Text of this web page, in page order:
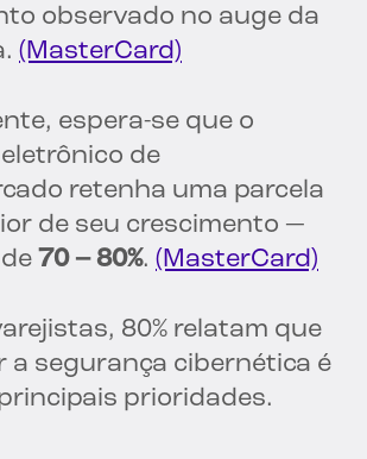
observado no auge da
(MasterCard)
espera-se que o
de
retenha uma parcela
de seu crescimento —
70 – 80%. (MasterCard)
80% relatam que
a segurança cibernética é
prioridades.